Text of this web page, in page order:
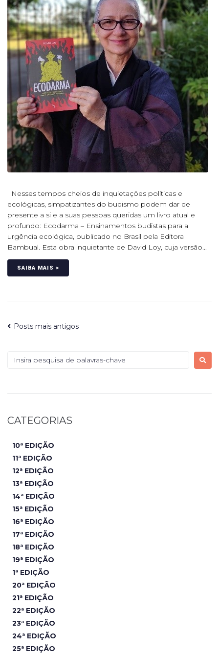
Nesses tempos cheios de inquietações políticas e
ecológicas, simpatizantes do budismo podem dar de
presente a si e a suas pessoas queridas um livro atual e
profundo: Ecodarma – Ensinamentos budistas para a
urgência ecológica, publicado no Brasil pela Editora
Bambual. Esta obra inquietante de David Loy, cuja versão...
SAIBA MAIS >
Posts mais antigos
CATEGORIAS
10ª EDIÇÃO
11ª EDIÇÃO
12ª EDIÇÃO
13ª EDIÇÃO
14ª EDIÇÃO
15ª EDIÇÃO
16ª EDIÇÃO
17ª EDIÇÃO
18ª EDIÇÃO
19ª EDIÇÃO
1ª EDIÇÃO
20ª EDIÇÃO
21ª EDIÇÃO
22ª EDIÇÃO
23ª EDIÇÃO
24ª EDIÇÃO
25ª EDIÇÃO